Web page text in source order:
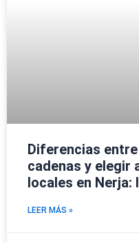
Diferencias
cadenas y elegir
locales en Nerja:
LEER MÁS »